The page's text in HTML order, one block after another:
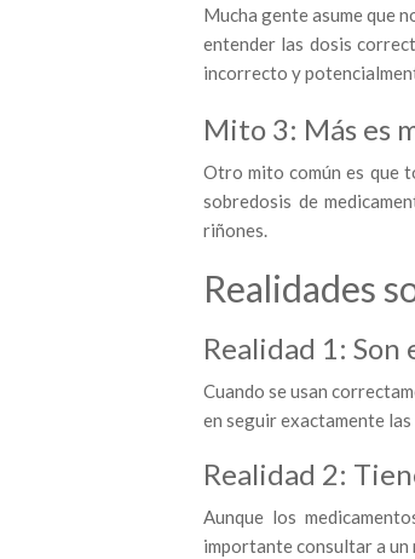
Mucha gente asume que
entender las dosis
incorrecto y
Mito 3: Más es
Otro mito común es que
sobredosis de
riñones.
Realidades
Realidad 1:
Cuando se usan
en seguir exactamente
Realidad 2:
Aunque los
importante consultar a un